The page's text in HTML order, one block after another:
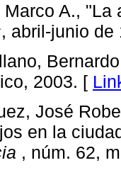
Marco A.,
, abril-junio
2003. [
José
en la
, núm. 62,